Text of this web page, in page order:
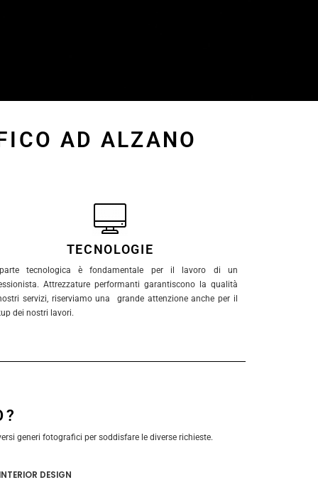
AD ALZANO
TECNOLOGIE
tecnologica è fondamentale per il lavoro di un
Attrezzature performanti garantiscono la qualità
servizi, riserviamo una grande attenzione anche per il
dei nostri lavori.
generi fotografici per soddisfare le diverse richieste.
DESIGN